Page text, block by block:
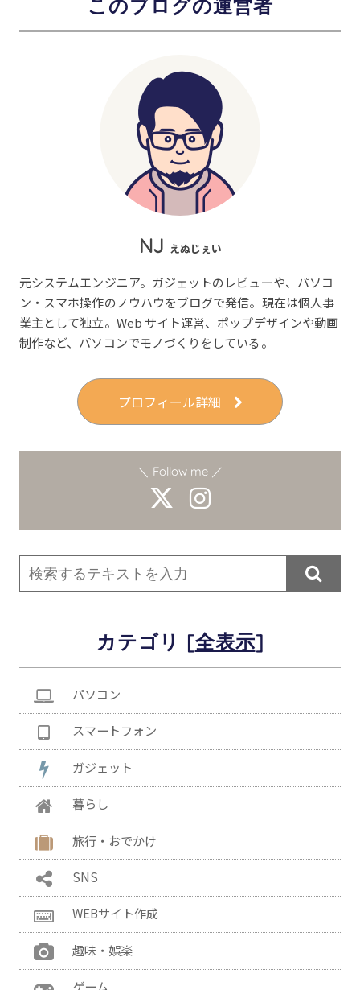
このブログの運営者
NJ えぬじぇい
元システムエンジニア。ガジェットのレビューや、パソコ
ン・スマホ操作のノウハウをブログで発信。現在は個人事
業主として独立。Web サイト運営、ポップデザインや動画
制作など、パソコンでモノづくりをしている。
プロフィール詳細
＼ Follow me ／

カテゴリ [ ]
パソコン
スマートフォン
ガジェット
暮らし
旅行・おでかけ
SNS
WEBサイト作成
趣味・娯楽
ゲーム